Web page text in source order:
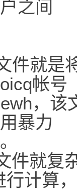
之间
件就是
帐号
，
暴力
件就复
计算，